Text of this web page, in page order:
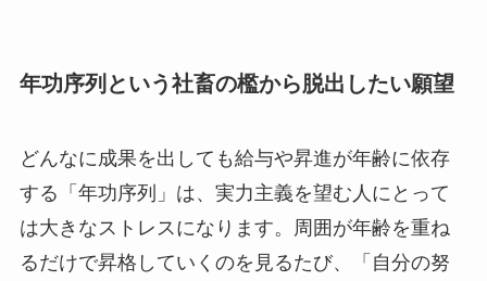
年功序列という社畜の檻から脱出したい願望
どんなに成果を出しても給与や昇進が年齢に依存
する「年功序列」は、実力主義を望む人にとって
は大きなストレスになります。周囲が年齢を重ね
るだけで昇格していくのを見るたび、「自分の努